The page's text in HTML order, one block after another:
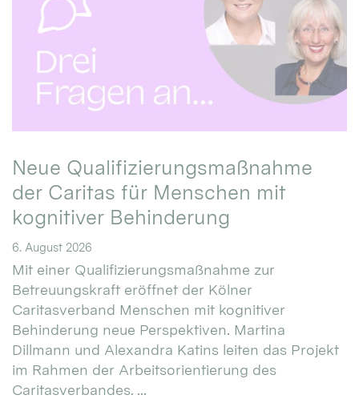
Neue Qualifizierungsmaßnahme
der Caritas für Menschen mit
kognitiver Behinderung
6. August 2026
Mit einer Qualifizierungsmaßnahme zur
Betreuungskraft eröffnet der Kölner
Caritasverband Menschen mit kognitiver
Behinderung neue Perspektiven. Martina
Dillmann und Alexandra Katins leiten das Projekt
im Rahmen der Arbeitsorientierung des
Caritasverbandes. ...